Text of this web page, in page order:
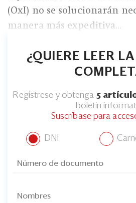
(OxI) no se solucionarán
manera más expeditiva...
¿QUIERE LEER
Regístrese y obtenga 5
boletín
Suscríbase para
DNI